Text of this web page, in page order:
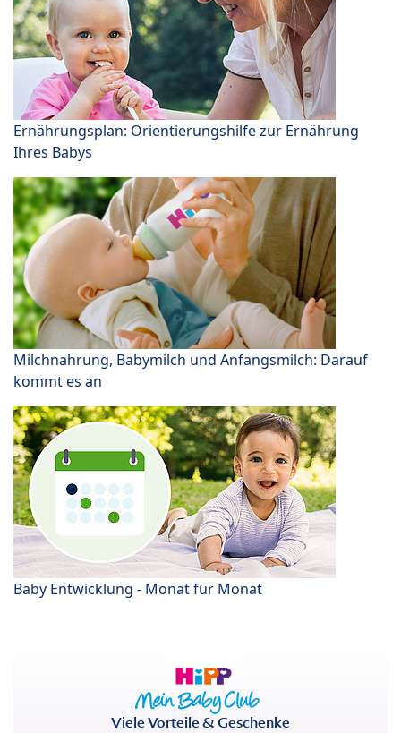
Ernährungsplan: Orientierungshilfe zur Ernährung
Ihres Babys
Milchnahrung, Babymilch und Anfangsmilch: Darauf
kommt es an
Baby Entwicklung - Monat für Monat
Viele Vorteile & Geschenke